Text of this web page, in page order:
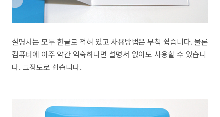
설명서는 모두 한글로 적혀 있고 사용방법은 무척 쉽습니다. 물론
컴퓨터에 아주 약간 익숙하다면 설명서 없이도 사용할 수 있습니
다. 그정도로 쉽습니다.